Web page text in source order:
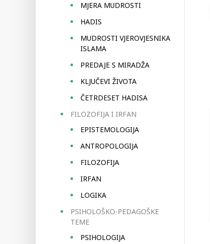
MJERA MUDROSTI
HADIS
MUDROSTI VJEROVJESNIKA
ISLAMA
PREDAJE S MIRADŽA
KLJUČEVI ŽIVOTA
ČETRDESET HADISA
FILOZOFIJA I IRFAN
EPISTEMOLOGIJA
ANTROPOLOGIJA
FILOZOFIJA
IRFAN
LOGIKA
PSIHOLOŠKO-PEDAGOŠKE
TEME
PSIHOLOGIJA